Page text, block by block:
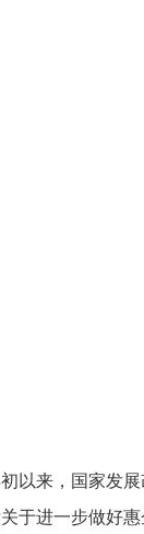
来，国家发展
于进一步做好